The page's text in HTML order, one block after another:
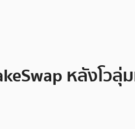
หลังโ